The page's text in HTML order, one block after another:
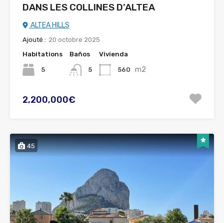
DANS LES COLLINES D’ALTEA
ALTEA HILLS
Ajouté : 20 octobre 2025
Habitations
5
Baños
5
Vivienda
560 m2
2,200,000€
45